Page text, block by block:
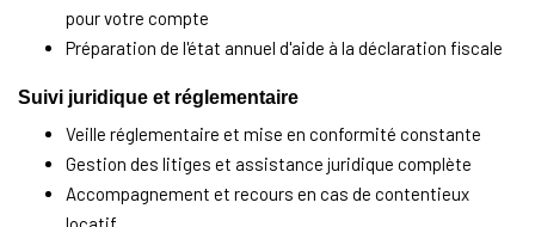
pour votre compte
Préparation de l'état annuel d'aide à la déclaration fiscale
Suivi juridique et réglementaire
Veille réglementaire et mise en conformité constante
Gestion des litiges et assistance juridique complète
Accompagnement et recours en cas de contentieux